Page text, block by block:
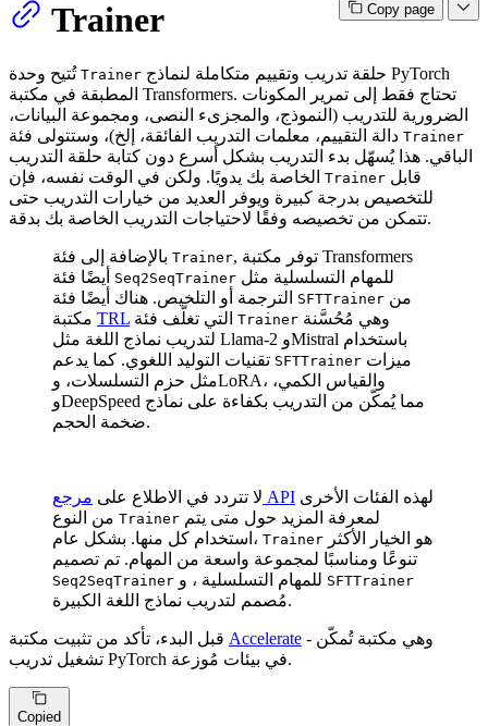
Copy page
Trainer
تُتيح وحدة Trainer
المطبقة في مكتبة Transformers. تحتاج فقط إلى تمرير المكونات
الضرورية للتدريب (النموذج، والمجزىء النصى، ومجموعة البيانات،
Trainer
الباقي. هذا يُسهّل بدء التدريب بشكل أسرع دون كتابة حلقة التدريب
Trainer
للتخصيص بدرجة كبيرة ويوفر العديد من خيارات التدريب حتى
تتمكن من تخصيصه وفقًا لاحتياجات التدريب الخاصة بك بدقة.
Trainer, توفر مكتبة Transformers
Seq2SeqTrainer
SFTTrainer
TRL Trainer
لتدريب نماذج اللغة مثل Llama-2 وMistral باستخدام
SFTTrainer
مثل حزم التسلسلات، وLoRA، والقياس الكمي،
وDeepSpeed مما يُمكّن من التدريب بكفاءة على نماذج
ضخمة الحجم.
لا تتردد في الاطلاع على مرجع API
Trainer
استخدام كل منها. بشكل عام، Trainer
تنوعًا ومناسبًا لمجموعة واسعة من المهام. تم تصميم
Seq2SeqTrainer SFTTrainer
مُصمم لتدريب نماذج اللغة الكبيرة.
Accelerate - وهي مكتبة تُمكّن
تشغيل تدريب PyTorch في بيئات مُوزعة.
Copied